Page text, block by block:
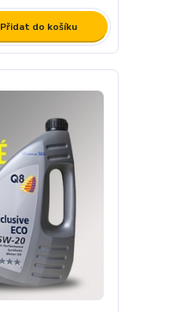
Přidat do košíku